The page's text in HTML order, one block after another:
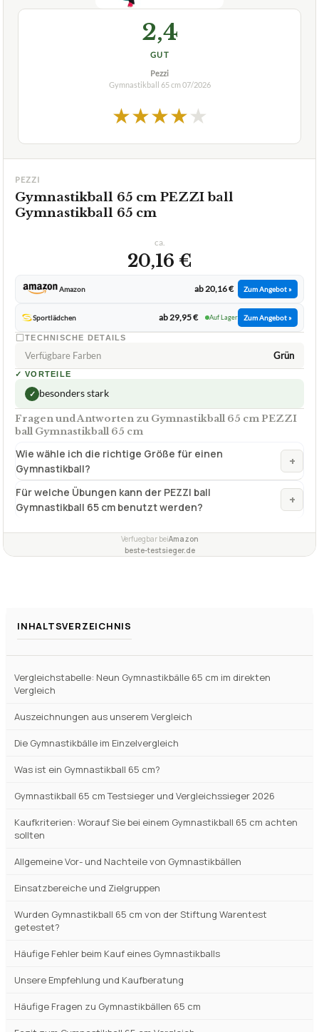
2,4
GUT
Pezzi
Gymnastikball 65 cm07/2026
★★★★★
PEZZI
Gymnastikball 65 cm PEZZI ball
Gymnastikball 65 cm
ca.
20,16 €
Amazon ab 20,16 € Zum Angebot »
Sportlädchen ab 29,95 € Auf Lager Zum Angebot »
TECHNISCHE DETAILS
Verfügbare Farben Grün
✓ VORTEILE
✓ besonders stark
Fragen und Antworten zu Gymnastikball 65 cm PEZZI
ball Gymnastikball 65 cm
Wie wähle ich die richtige Größe für einen
Gymnastikball?
+
Für welche Übungen kann der PEZZI ball
Gymnastikball 65 cm benutzt werden?
+
Verfuegbar beiAmazon
beste-testsieger.de
INHALTSVERZEICHNIS
Vergleichstabelle: Neun Gymnastikbälle 65 cm im direkten
Vergleich
Auszeichnungen aus unserem Vergleich
Die Gymnastikbälle im Einzelvergleich
Was ist ein Gymnastikball 65 cm?
Gymnastikball 65 cm Testsieger und Vergleichssieger 2026
Kaufkriterien: Worauf Sie bei einem Gymnastikball 65 cm achten
sollten
Allgemeine Vor- und Nachteile von Gymnastikbällen
Einsatzbereiche und Zielgruppen
Wurden Gymnastikball 65 cm von der Stiftung Warentest
getestet?
Häufige Fehler beim Kauf eines Gymnastikballs
Unsere Empfehlung und Kaufberatung
Häufige Fragen zu Gymnastikbällen 65 cm